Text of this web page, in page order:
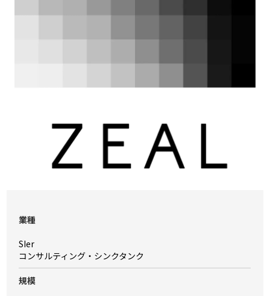
業種
SIer
コンサルティング・シンクタンク
規模